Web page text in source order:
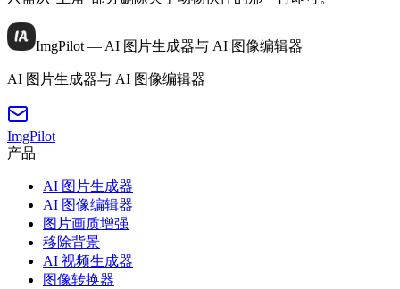
ImgPilot — AI 图片生成器与 AI 图像编辑器
AI 图片生成器与 AI 图像编辑器
ImgPilot
产品
AI 图片生成器
AI 图像编辑器
图片画质增强
移除背景
AI 视频生成器
图像转换器